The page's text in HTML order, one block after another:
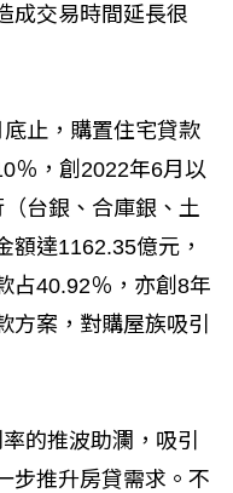
成交易時間延長很
止，購置住宅貸款
％，創2022年6月以
台銀、合庫銀、土
額達1162.35億元，
占40.92％，亦創8年
方案，對購屋族吸引
的推波助瀾，吸引
步推升房貸需求。不